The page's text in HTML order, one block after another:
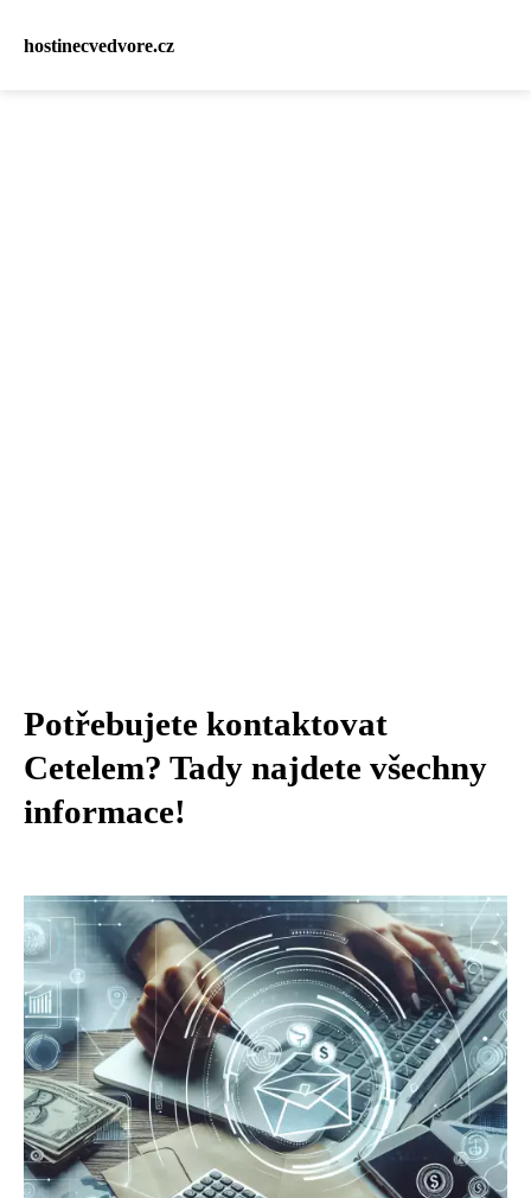
hostinecvedvore.cz
Potřebujete kontaktovat
Cetelem? Tady najdete všechny
informace!